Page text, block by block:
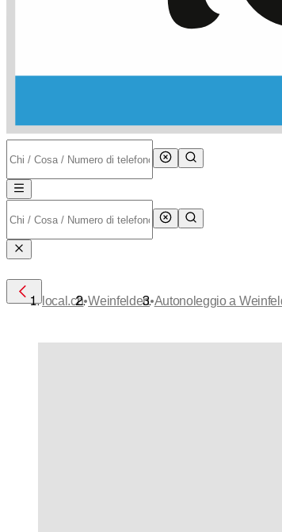
local.ch•Weinfelden•Autonoleggio a